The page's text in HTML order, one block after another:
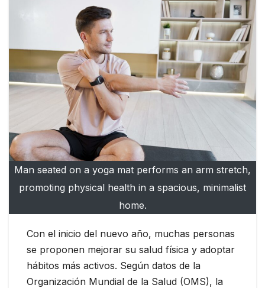
Man seated on a yoga mat performs an arm stretch,
promoting physical health in a spacious, minimalist
home.
Con el inicio del nuevo año, muchas personas
se proponen mejorar su salud física y adoptar
hábitos más activos. Según datos de la
Organización Mundial de la Salud (OMS), la